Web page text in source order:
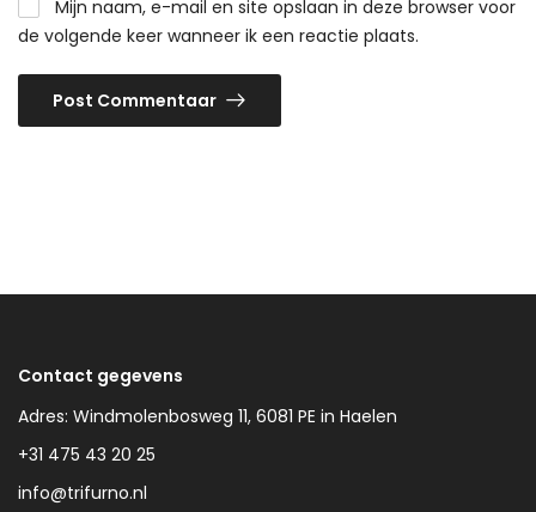
Mijn naam, e-mail en site opslaan in deze browser voor
de volgende keer wanneer ik een reactie plaats.
Post Commentaar
Contact gegevens
Adres: Windmolenbosweg 11, 6081 PE in Haelen
+31 475 43 20 25
info@trifurno.nl